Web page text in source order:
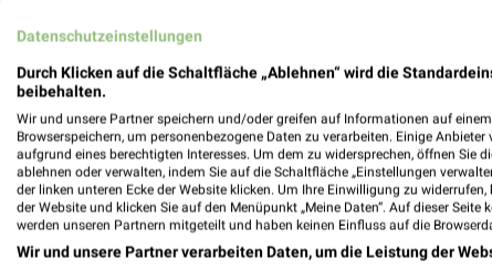
Datenschutzeinstellungen
Durch Klicken auf die Schaltfläche „Ablehnen“ wird die
beibehalten.
Wir und unsere Partner speichern und/oder greifen auf Informationen auf
Browserspeichern, um personenbezogene Daten zu verarbeiten. Einige
aufgrund eines berechtigten Interesses. Um dem zu widersprechen, öffnen Sie
ablehnen oder verwalten, indem Sie auf die Schaltfläche „Einstellungen
der linken unteren Ecke der Website klicken. Um Ihre Einwilligung zu
der Website und klicken Sie auf den Menüpunkt „Meine Daten“. Auf dieser
werden unseren Partnern mitgeteilt und haben keinen Einfluss auf die
Wir und unsere Partner verarbeiten Daten, um die Leistung der